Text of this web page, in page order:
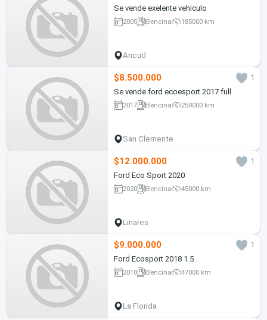
Se vende exelente vehiculo
2005 Bencina 185000 km
Ancud
$8.500.000
1
Se vende ford ecoesport 2017 full
2017 Bencina 250000 km
San Clemente
$12.000.000
1
Ford Eco Sport 2020
2020 Bencina 45000 km
Linares
$9.000.000
1
Ford Ecosport 2018 1.5
2018 Bencina 47000 km
La Florida